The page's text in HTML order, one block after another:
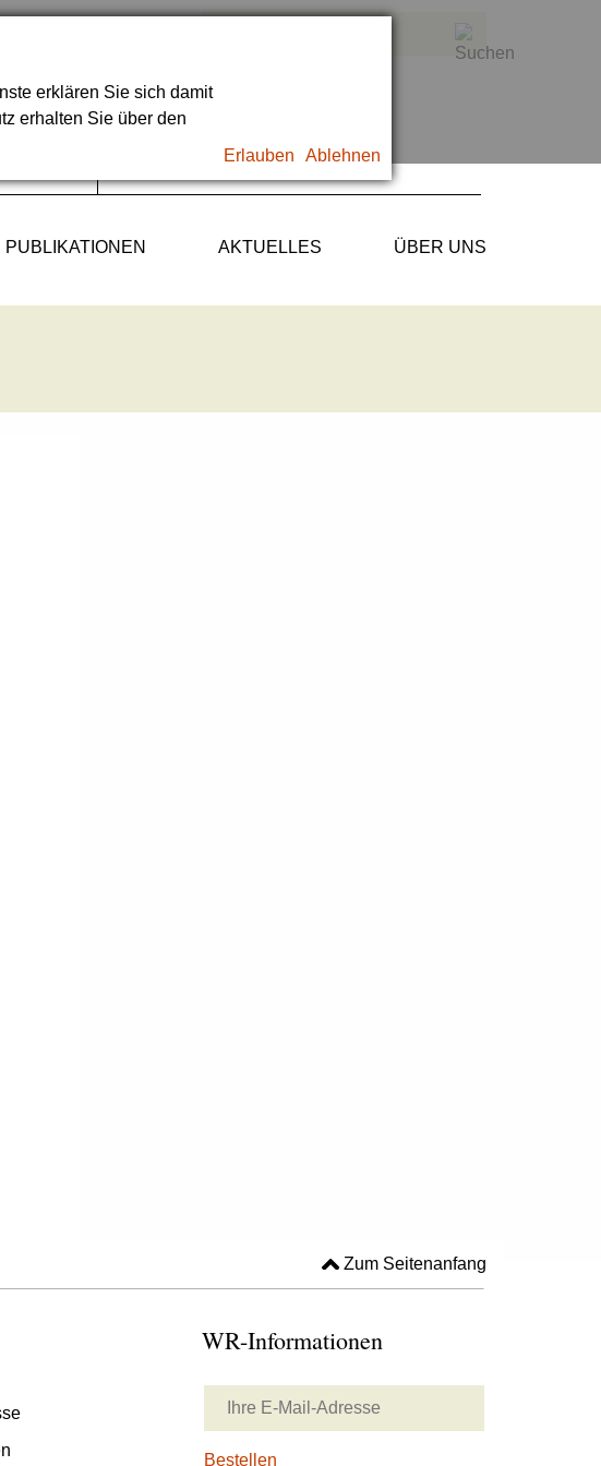
erklären Sie sich damit
erhalten Sie über den
Erlauben Ablehnen
PUBLIKATIONEN AKTUELLES ÜBER UNS
Zum Seitenanfang
WR-Informationen